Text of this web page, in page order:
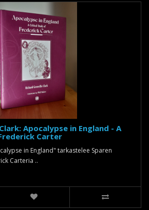
Apocalypse in England - A
Carter
in England" tarkastelee Sparen
Carteria ..